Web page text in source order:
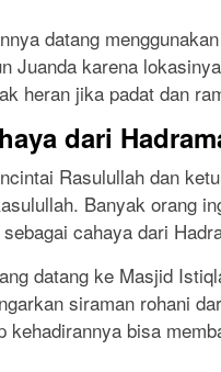
datang
Juanda karena
heran jika padat dan
dari
Rasulullah dan
Banyak orang
cahaya dari
datang ke Masjid
siraman rohani
kehadirannya bisa